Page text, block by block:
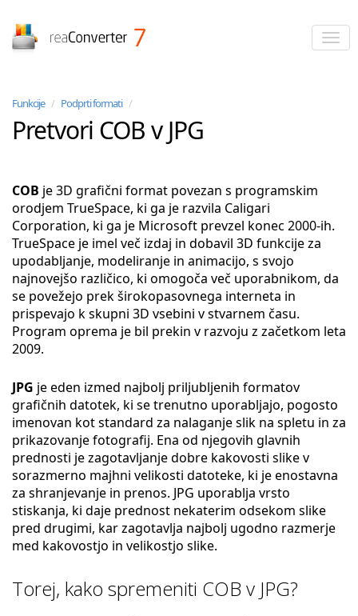
Funkcije / Podprti formati /
Pretvori COB v JPG
COB je 3D grafični format povezan s programskim
orodjem TrueSpace, ki ga je razvila Caligari
Corporation, ki ga je Microsoft prevzel konec 2000-ih.
TrueSpace je imel več izdaj in dobavil 3D funkcije za
upodabljanje, modeliranje in animacijo, s svojo
najnovejšo različico, ki omogoča več uporabnikom, da
se povežejo prek širokopasovnega interneta in
prispevajo k skupni 3D vsebini v stvarnem času.
Program oprema je bil prekin v razvoju z začetkom leta
2009.
JPG je eden izmed najbolj priljubljenih formatov
grafičnih datotek, ki se trenutno uporabljajo, pogosto
imenovan kot standard za nalaganje slik na spletu in za
prikazovanje fotografij. Ena od njegovih glavnih
prednosti je zagotavljanje dobre kakovosti slike v
sorazmerno majhni velikosti datoteke, ki je enostavna
za shranjevanje in prenos. JPG uporablja vrsto
stiskanja, ki daje prednost nekaterim odsekom slike
pred drugimi, kar zagotavlja najbolj ugodno razmerje
med kakovostjo in velikostjo slike.
Torej, kako spremeniti COB v JPG?